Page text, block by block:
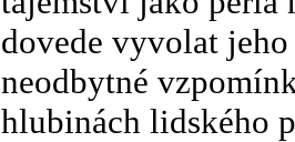
dovede vyvolat
neodbytné
hlubinách lidského